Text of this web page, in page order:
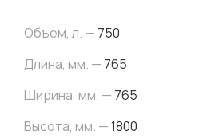
Объем, л. — 750
Длина, мм. — 765
Ширина, мм. — 765
Высота, мм. —1800